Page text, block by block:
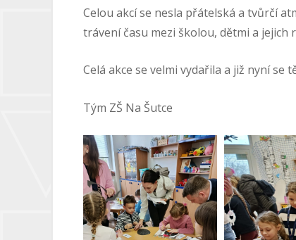
Celou akcí se nesla přátelská a tvůrčí
trávení času mezi školou, dětmi a jejich
Celá akce se velmi vydařila a již nyní
Tým ZŠ Na Šutce